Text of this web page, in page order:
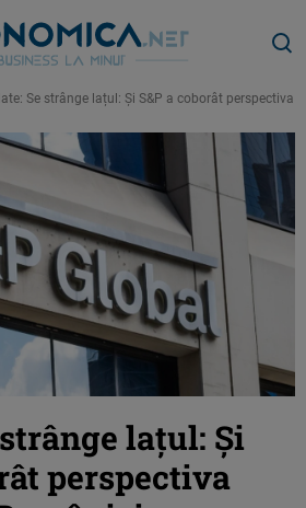
Se strânge lațul: Și S&P a coborât
lațul: Și
perspectiva